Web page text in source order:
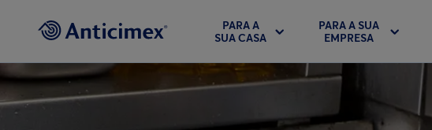
PARA A
SUA CASA
PARA A SUA
EMPRESA